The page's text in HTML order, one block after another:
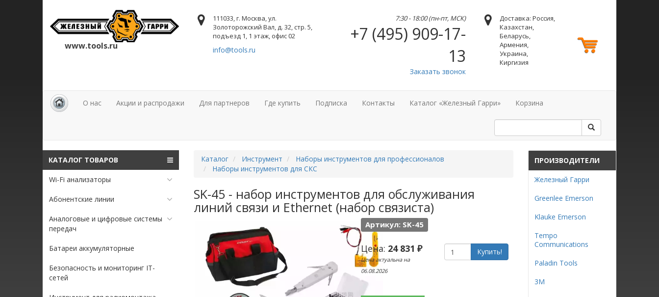
www.tools.ru
111033, г. Москва, ул.
Золоторожский Вал, д. 32, стр. 5,
подъезд 1, 1 этаж, офис 02
info@tools.ru
7:30 - 18:00 (пн-пт, МСК)
+7 (495) 909-17-
13
Заказать звонок
Доставка: Россия,
Казахстан,
Беларусь,
Армения,
Украина,
Киргизия
О нас Акции и распродажи Для партнеров Где купить Подписка Контакты Каталог «Железный Гарри» Корзина
КАТАЛОГ ТОВАРОВ
Wi-Fi анализаторы
Абонентские линии
Аналоговые и цифровые системы
передач
Батареи аккумуляторные
Безопасность и мониторинг IT-
сетей
Каталог Инструмент
Наборы инструментов для профессионалов
Наборы инструментов для СКС
SK-45 - набор инструментов для обслуживания
линий связи и Ethernet (набор связиста)
Артикул: SK-45
Цена: 24 831 ₽
Цена актуальна на
06.08.2026
Купить!
ПРОИЗВОДИТЕЛИ
Железный Гарри
Greenlee Emerson
Klauke Emerson
Tempo
Communications
Paladin Tools
3М